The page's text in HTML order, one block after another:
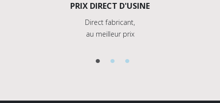
PRIX DIRECT D'USINE
Direct fabricant,
au meilleur prix